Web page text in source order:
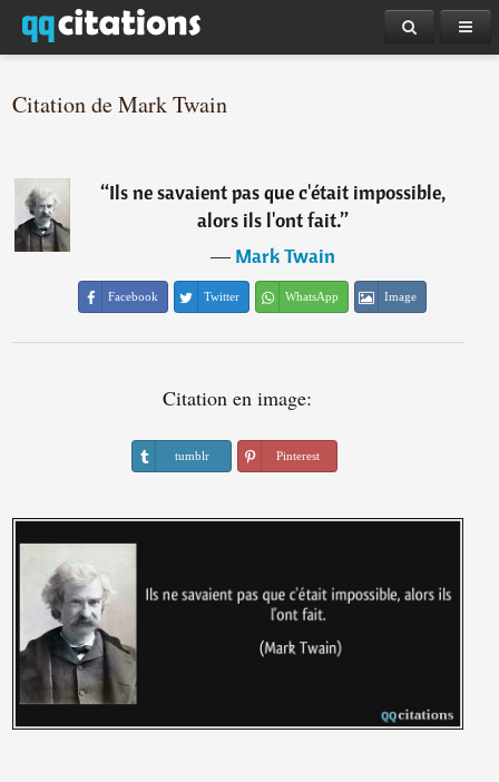
Citation de Mark Twain
“Ils ne savaient pas que c'était impossible,
alors ils l'ont fait.”
―Mark Twain
Facebook Twitter WhatsApp Image
Citation en image:
tumblr Pinterest